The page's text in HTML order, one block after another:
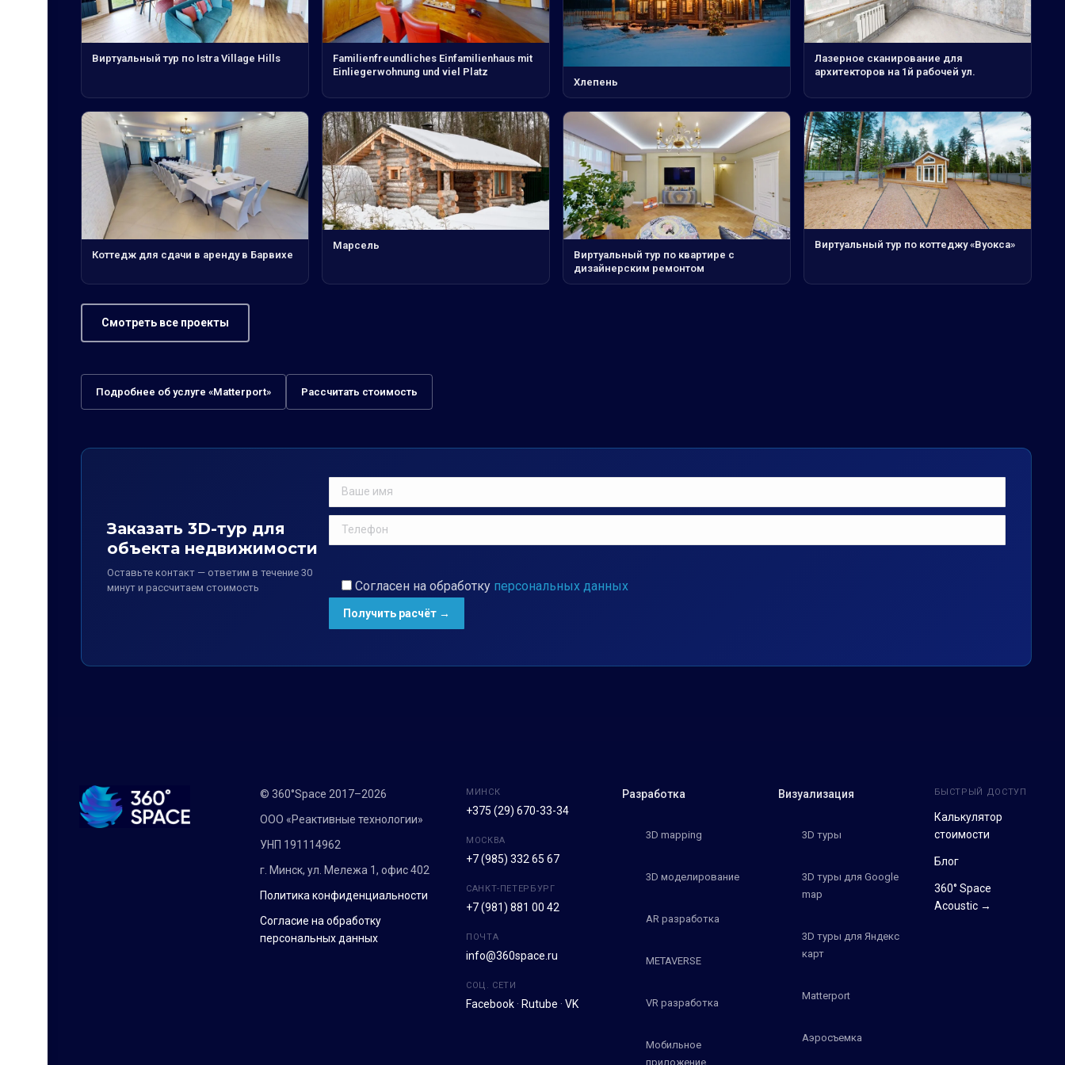
Виртуальный тур по Istra Village Hills
Familienfreundliches Einfamilienhaus mit
Einliegerwohnung und viel Platz
Хлепень
Лазерное сканирование для
архитекторов на 1й рабочей ул.
Коттедж для сдачи в аренду в Барвихе
Марсель
Виртуальный тур по квартире с
дизайнерским ремонтом
Виртуальный тур по коттеджу «Вуокса»
Смотреть все проекты
Подробнее об услуге «Matterport» Рассчитать стоимость
Заказать 3D-тур для
объекта недвижимости
Оставьте контакт — ответим в течение 30
минут и рассчитаем стоимость
Согласен на обработку персональных данных
© 360°Space 2017–2026
ООО «Реактивные технологии»
УНП 191114962
г. Минск, ул. Мележа 1, офис 402
Политика конфиденциальности
Согласие на обработку
персональных данных
МИНСК
+375 (29) 670-33-34
МОСКВА
+7 (985) 332 65 67
САНКТ-ПЕТЕРБУРГ
+7 (981) 881 00 42
ПОЧТА
info@360space.ru
СОЦ. СЕТИ
Facebook· Rutube · VK
Разработка
3D mapping
3D моделирование
AR разработка
METAVERSE
VR разработка
Мобильное
приложение
Визуализация
3D туры
3D туры для Google
map
3D туры для Яндекс
карт
Matterport
Аэросъемка
БЫСТРЫЙ ДОСТУП
Калькулятор
стоимости
Блог
360° Space
Acoustic →